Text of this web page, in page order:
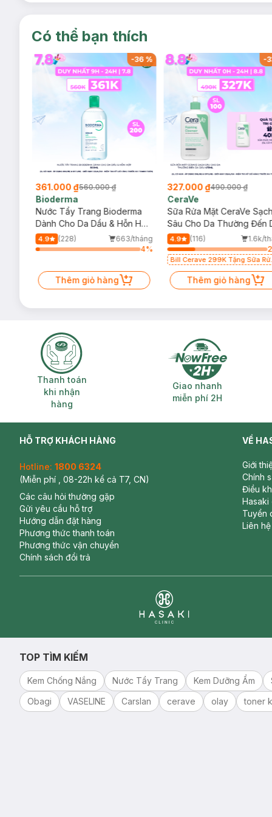
Có thể bạn thích
-36%
361.000 ₫560.000 ₫
Bioderma
Nước Tẩy Trang Bioderma
Dành Cho Da Dầu & Hỗn Hợp
500ml
4.9 (228)
663/tháng
4%
Thêm giỏ hàng
-
327.000 ₫490.000 ₫
CeraVe
Sữa Rửa Mặt CeraVe
Sâu Cho Da Thường Đến
Dầu 473ml
4.9 (116)
1.6k/
Bill Cerave 299K Tặng Sữa
Thêm giỏ hàng
Thanh toán khi nhận hàng
Thanh toán
khi nhận
hàng
Giao nhanh
Giao nhanh
miễn phí 2H
HỖ TRỢ KHÁCH HÀNG
Hotline: 1800 6324
(Miễn phí , 08-22h kể cả T7, CN)
Các câu hỏi thường gặp
Gửi yêu cầu hỗ trợ
Hướng dẫn đặt hàng
Phương thức thanh toán
Phương thức vận chuyển
Chính sách đổi trả
VỀ
Giới
Chính
Điều
Hasaki
Tuyển
Liên hệ
TOP TÌM KIẾM
Kem Chống Nắng Nước Tẩy Trang Kem Dưỡng Ẩm
Obagi
VASELINE Carslan cerave olay toner